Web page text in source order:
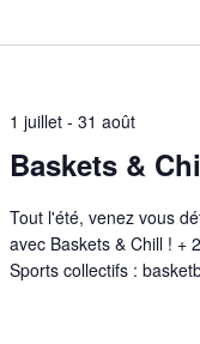
Baskets &
1 juillet -31 août
Tout l'été, venez vous
avec Baskets & Chill ! +
Sports collectifs :